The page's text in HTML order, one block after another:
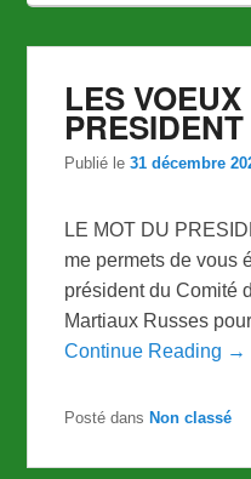
LES VOEUX
PRESIDENT
Publié le31 décembre
LE MOT DU
me permets de vous
président du Comité
Martiaux Russes
Continue Reading →
Posté dans Non classé